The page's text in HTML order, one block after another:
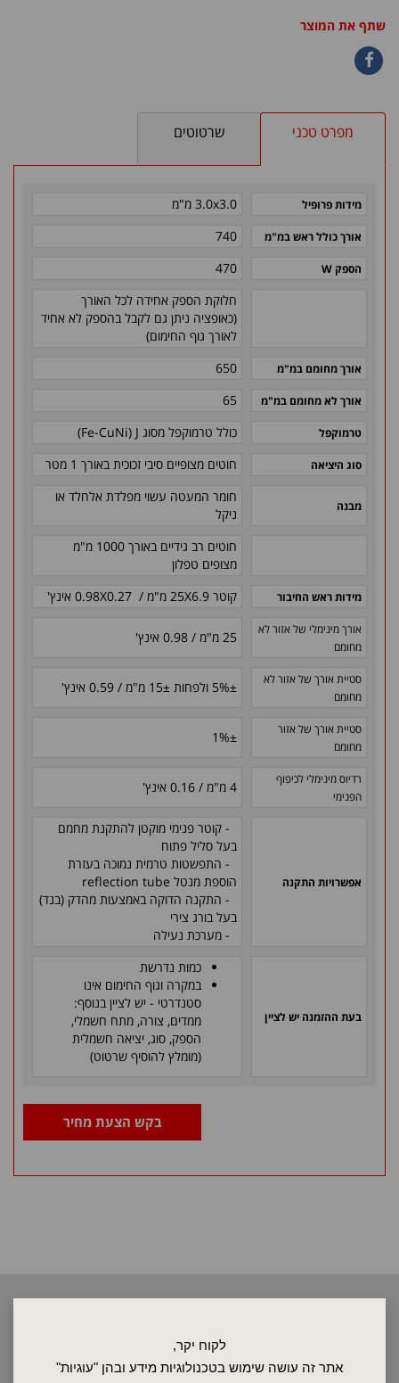
לקוח יקר,
אתר זה עושה שימוש בטכנולוגיות מידע ובהן "עוגיות"
שתף את המוצר
מפרט טכני שרטוטים
מידות פרופיל 3.0x3.0 מ"מ
אורך כולל ראש במ"מ 740
הספק W
470
חלוקת הספק אחידה לכל האורך
(כאופציה ניתן גם לקבל בהספק לא אחיד
לאורך גוף החימום)
אורך מחומם במ"מ 650
אורך לא מחומם במ"מ 65
טרמוקפל כולל טרמוקפל מסוג Fe-CuNi) J)
סוג היציאה חוטים מצופיים סיבי זכוכית באורך 1 מטר
מבנה
חומר המעטה עשוי מפלדת אלחלד או
ניקל
חוטים רב גידיים באורך 1000 מ"מ
מצופים טפלון
מידות ראש החיבור קוטר 25X6.9 מ"מ / 0.98X0.27 אינץ'
אורך מינימלי של אזור לא
מחומם
25 מ"מ / 0.98 אינץ'
סטיית אורך של אזור לא
מחומם
±5% ולפחות ±15 מ"מ / 0.59 אינץ'
סטיית אורך של אזור
מחומם
±
1%
רדיוס מינימלי לכיפוף
הפנימי
4 מ"מ / 0.16 אינץ'
אפשרויות התקנה
- קוטר פנימי מוקטן להתקנת מחמם
בעל סליל פתוח
- התפשטות טרמית נמוכה בעזרת
הוספת מנטל reflection tube
- התקנה הדוקה באמצעות מהדק (בנד)
בעל בורג צירי
- מערכת נעילה
בעת ההזמנה יש לציין
כמות נדרשת
במקרה וגוף החימום אינו
סטנדרטי - יש לציין בנוסף:
ממדים, צורה, מתח חשמלי,
הספק, סוג, יציאה חשמלית
(מומלץ להוסיף שרטוט)
בקש הצעת מחיר